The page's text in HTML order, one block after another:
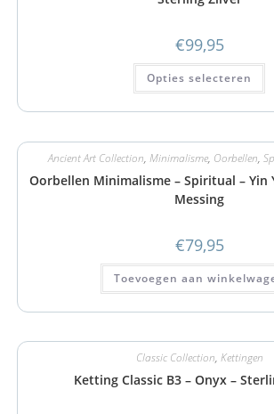
€99,95
Opties selecteren
Ancient Art Collection, Minimalisme, Oorbellen,
Oorbellen Minimalisme – Spiritual – Yin
Messing
€79,95
Toevoegen aan
Classic Collection, Kettingen
Ketting Classic B3 – Onyx –